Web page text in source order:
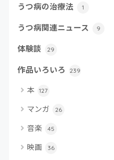
うつ病の治療法 1
うつ病関連ニュース 9
体験談 29
作品いろいろ 239
本 127
マンガ 26
音楽 45
映画 36